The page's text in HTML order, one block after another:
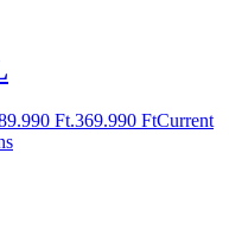
Ft.369.990 FtCurrent